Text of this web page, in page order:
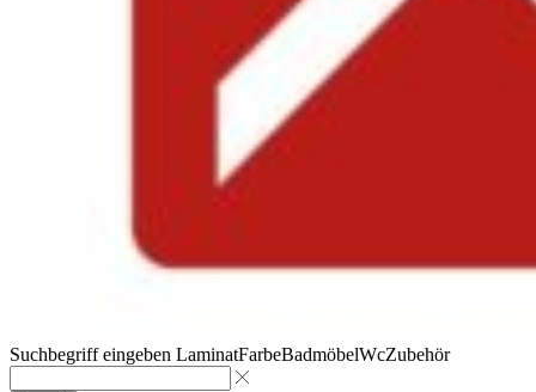
Suchbegriff eingeben LaminatFarbeBadmöbelWcZubehör